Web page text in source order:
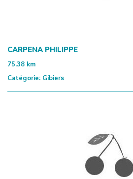
CARPENA PHILIPPE
75.38 km
Catégorie: Gibiers